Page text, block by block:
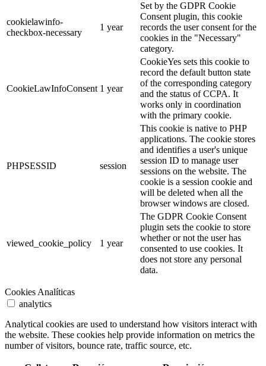
cookielawinfo-
checkbox-necessary
1 year
Set by the GDPR Cookie
Consent plugin, this cookie
records the user consent for the
cookies in the "Necessary"
category.
CookieLawInfoConsent 1 year
CookieYes sets this cookie to
record the default button state
of the corresponding category
and the status of CCPA. It
works only in coordination
with the primary cookie.
PHPSESSID session
This cookie is native to PHP
applications. The cookie stores
and identifies a user's unique
session ID to manage user
sessions on the website. The
cookie is a session cookie and
will be deleted when all the
browser windows are closed.
viewed_cookie_policy 1 year
The GDPR Cookie Consent
plugin sets the cookie to store
whether or not the user has
consented to use cookies. It
does not store any personal
data.
Cookies Analíticas
analytics
Analytical cookies are used to understand how visitors interact with
the website. These cookies help provide information on metrics the
number of visitors, bounce rate, traffic source, etc.